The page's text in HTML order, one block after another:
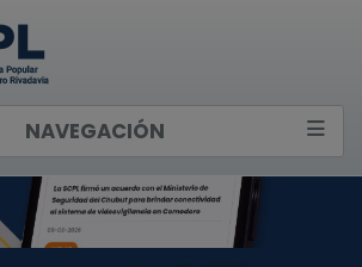
NAVEGACIÓN